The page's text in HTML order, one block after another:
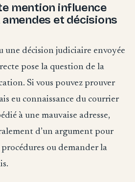
mention influence
et décisions
une décision judiciaire envoyée
pose la question de la
Si vous pouvez prouver
eu connaissance du courrier
à une mauvaise adresse,
d’un argument pour
ou demander la